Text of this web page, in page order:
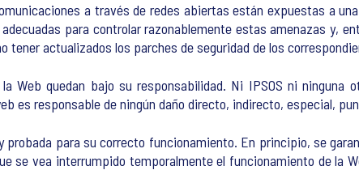
a través de redes abiertas están expuestas a
para controlar razonablemente estas amenazas y,
tener actualizados los parches de seguridad de los
Web quedan bajo su responsabilidad. Ni IPSOS ni
es responsable de ningún daño directo, indirecto, especial,
probada para su correcto funcionamiento. En principio, se
se vea interrumpido temporalmente el funcionamiento de la